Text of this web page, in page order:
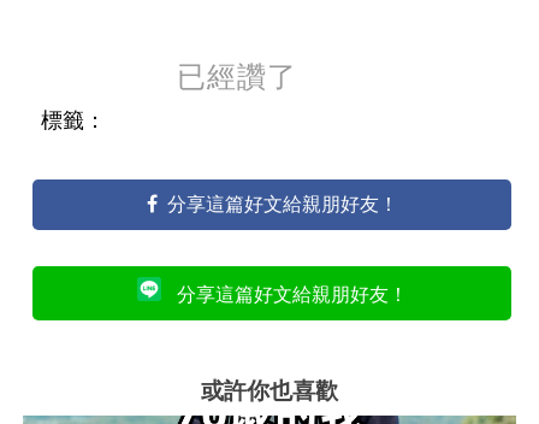
已經讚了
標籤：
分享這篇好文給親朋好友！
分享這篇好文給親朋好友！
或許你也喜歡